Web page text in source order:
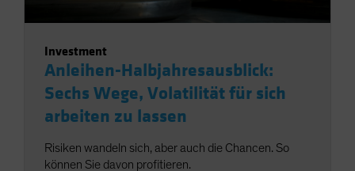
Investment
Anleihen-Halbjahresausblick:
Sechs Wege, Volatilität für sich
arbeiten zu lassen
Risiken wandeln sich, aber auch die Chancen. So
können Sie davon profitieren.